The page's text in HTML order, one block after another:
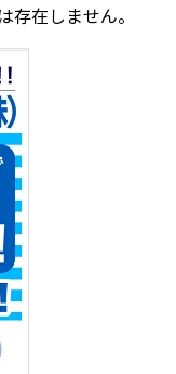
存在しません。